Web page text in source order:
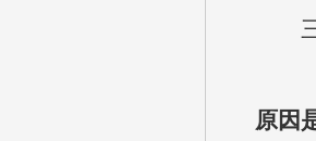
三
原因